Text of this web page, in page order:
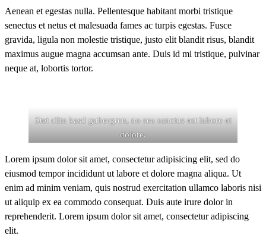
Aenean et egestas nulla. Pellentesque habitant morbi tristique
senectus et netus et malesuada fames ac turpis egestas. Fusce
gravida, ligula non molestie tristique, justo elit blandit risus, blandit
maximus augue magna accumsan ante. Duis id mi tristique, pulvinar
neque at, lobortis tortor.
Stet clita kasd gubergren, no sea sanctus est labore et
dolore.
Lorem ipsum dolor sit amet, consectetur adipisicing elit, sed do
eiusmod tempor incididunt ut labore et dolore magna aliqua. Ut
enim ad minim veniam, quis nostrud exercitation ullamco laboris nisi
ut aliquip ex ea commodo consequat. Duis aute irure dolor in
reprehenderit. Lorem ipsum dolor sit amet, consectetur adipiscing
elit.